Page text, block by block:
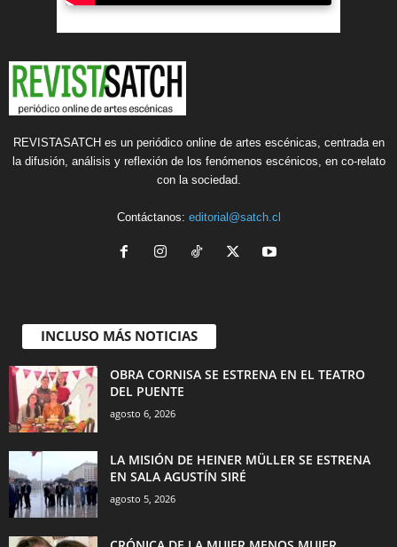
REVISTASATCH es un periódico online de artes escénicas, centrada en
la difusión, análisis y reflexión de los fenómenos escénicos, en co-relato
con la sociedad.
Contáctanos: editorial@satch.cl
INCLUSO MÁS NOTICIAS
OBRA CORNISA SE ESTRENA EN EL TEATRO
DEL PUENTE
agosto 6, 2026
LA MISIÓN DE HEINER MÜLLER SE ESTRENA
EN SALA AGUSTÍN SIRÉ
agosto 5, 2026